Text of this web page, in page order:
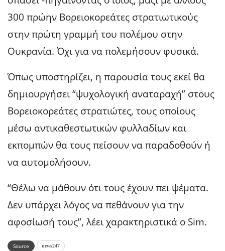
300 πρώην Βορειοκορεάτες στρατιωτικούς
στην πρώτη γραμμή του πολέμου στην
Ουκρανία. Όχι για να πολεμήσουν φυσικά.
Όπως υποστηρίζει, η παρουσία τους εκεί θα
δημιουργήσει “ψυχολογική αναταραχή” στους
Βορειοκορεάτες στρατιώτες, τους οποίους
μέσω αντικαθεστωτικών φυλλαδίων και
εκπομπών θα τους πείσουν να παραδοθούν ή
να αυτομολήσουν.
“Θέλω να μάθουν ότι τους έχουν πει ψέματα.
Δεν υπάρχει λόγος να πεθάνουν για την
αφοσίωσή τους”, λέει χαρακτηριστικά o Sim.
Source news247